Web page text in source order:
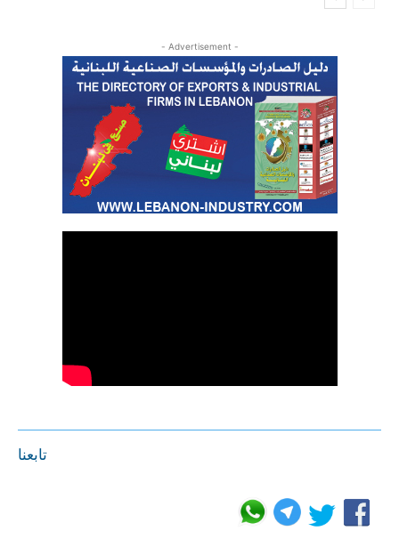
- Advertisement -
تابعنا